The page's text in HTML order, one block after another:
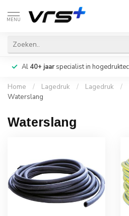
MENU
Al 40+ jaarspecialist in
Home / Lagedruk / Lagedruk /
Waterslang
Waterslang